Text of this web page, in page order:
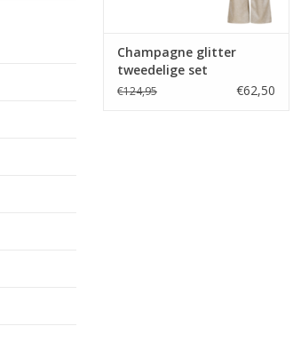
Champagne glitter
tweedelige set
€124,95 €62,50